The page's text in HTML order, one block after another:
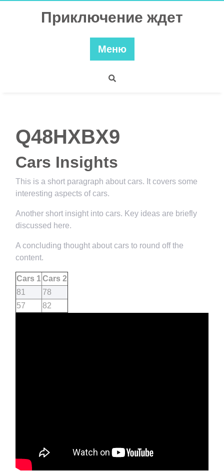
Приключение ждет
Меню
Q48HXBX9
Cars Insights
This is a short paragraph about cars. It covers some
interesting aspects of cars.
Another short insight into cars. Key ideas are briefly
discussed here.
A concluding thought about cars to round off the
content.
Cars 1Cars 2
81
78
57
82